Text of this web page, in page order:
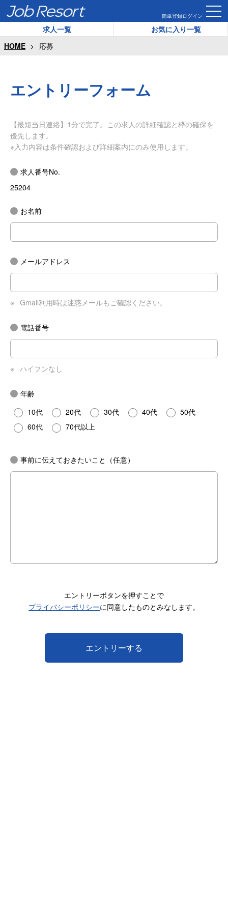
簡単登録ログイン
求人一覧
お気に入り一覧
HOME
応募
エントリーフォーム
【最短当日連絡】1分で完了。この求人の詳細確認と枠の確保を
優先します。
※入力内容は条件確認および詳細案内にのみ使用します。
求人番号No.
25204
お名前
メールアドレス
※ Gmail利用時は迷惑メールもご確認ください。
電話番号
※ ハイフンなし
年齢
10代
20代 30代 40代
50代
60代
70代以上
事前に伝えておきたいこと（任意）
エントリーボタンを押すことで
プライバシーポリシーに同意したものとみなします。
エントリーする